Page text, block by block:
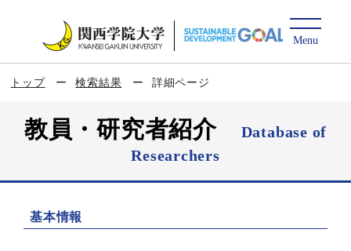
トップ 検索結果 詳細ページ
教員・研究者紹介
Database of
Researchers
基本情報